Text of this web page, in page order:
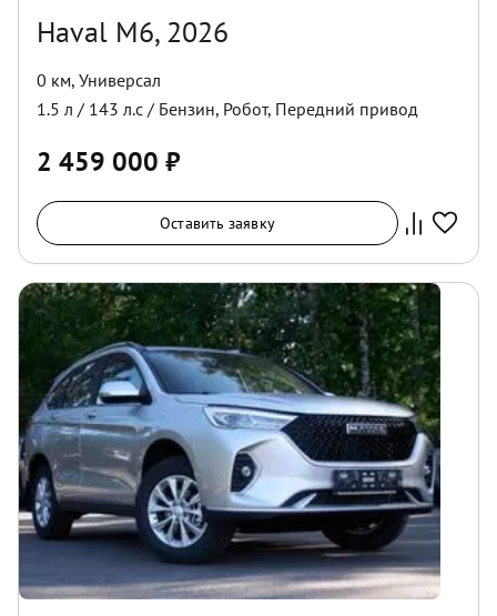
Haval M6, 2026
0 км, Универсал
1.5 л / 143 л.с / Бензин, Робот, Передний привод
2 459 000 ₽
Оставить заявку